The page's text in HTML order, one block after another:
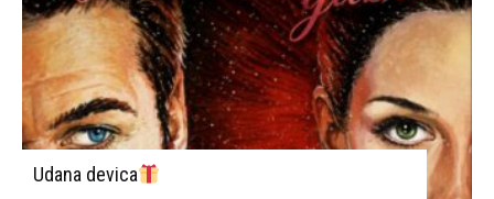
Udana devica